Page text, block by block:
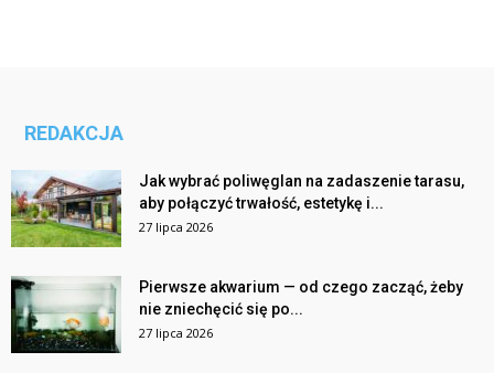
REDAKCJA
Jak wybrać poliwęglan na zadaszenie tarasu,
aby połączyć trwałość, estetykę i...
27 lipca 2026
Pierwsze akwarium — od czego zacząć, żeby
nie zniechęcić się po...
27 lipca 2026